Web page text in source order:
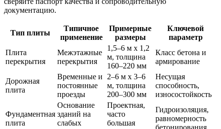
документацию.
Тип плиты
Типичное
применение
Примерные
размеры
Ключевой
параметр
Плита
перекрытия
Межэтажные
перекрытия
1,5–6 м x 1,2
м, толщина
160–220 мм
Класс бетона и
армирование
Дорожная
плита
Временные и
постоянные
проезды
2–6 м x 3–6
м, толщина
200–300 мм
Несущая
способность,
износостойкость
Фундаментная
плита
Основание
зданий на
слабых
Проектная,
часто
большая
Гидроизоляция,
равномерность
бетонирования